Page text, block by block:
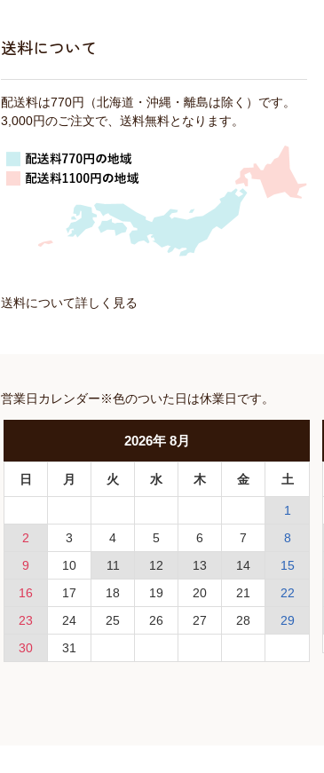
送料について
配送料は770円（北海道・沖縄・離島は除く）です。
3,000円のご注文で、送料無料となります。
送料について詳しく見る
営業日カレンダー※色のついた日は休業日です。
2026年 8月
日 月 火 水 木 金 土
1
2
3 4 5 6 7
8
9
10 11 12 13 14
15
16
17 18 19 20 21
22
23
24 25 26 27 28
29
30
31